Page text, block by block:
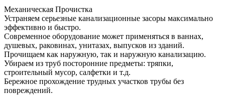
Механическая Прочистка
Устраняем серьезные канализационные засоры максимально
эффективно и быстро.
Современное оборудование может применяться в ваннах,
душевых, раковинах, унитазах, выпусков из зданий.
Прочищаем как наружную, так и наружную канализацию.
Убираем из труб посторонние предметы: тряпки,
строительный мусор, салфетки и т.д.
Бережное прохождение трудных участков трубы без
повреждений.